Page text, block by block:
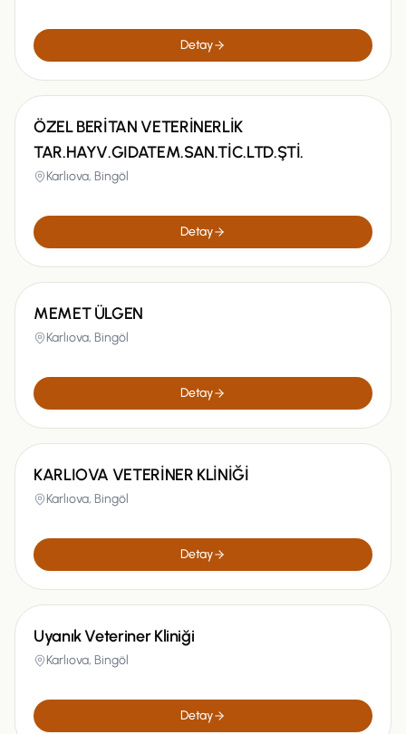
Detay
ÖZEL BERİTAN VETERİNERLİK
TAR.HAYV.GIDATEM.SAN.TİC.LTD.ŞTİ.
Karlıova, Bingöl
Detay
MEMET ÜLGEN
Karlıova, Bingöl
Detay
KARLIOVA VETERİNER KLİNİĞİ
Karlıova, Bingöl
Detay
Uyanık Veteriner Kliniği
Karlıova, Bingöl
Detay